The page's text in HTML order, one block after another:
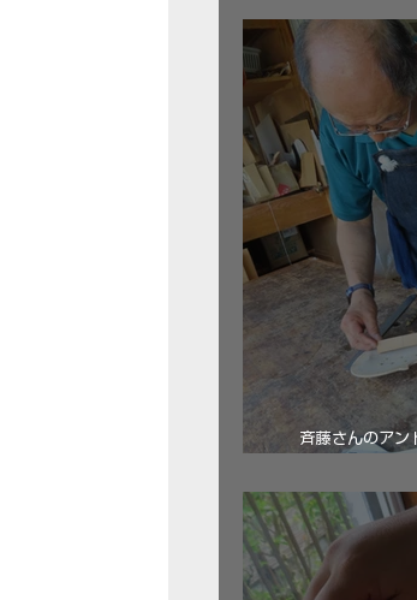
斉藤さんのア